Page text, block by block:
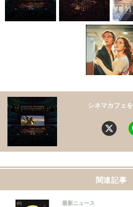
シネマカフェ
関連記事
最新ニュース